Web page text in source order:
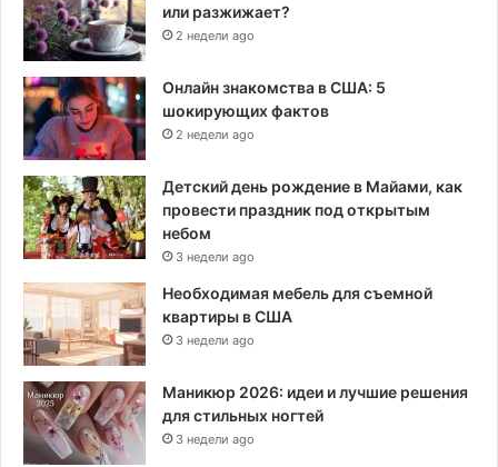
или разжижает?
2 недели ago
Онлайн знакомства в США: 5
шокирующих фактов
2 недели ago
Детский день рождение в Майами, как
провести праздник под открытым
небом
3 недели ago
Необходимая мебель для съемной
квартиры в США
3 недели ago
Маникюр 2026: идеи и лучшие решения
для стильных ногтей
3 недели ago